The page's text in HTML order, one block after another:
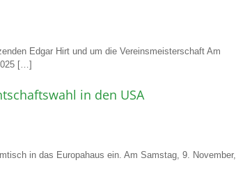
Edgar Hirt und um die Vereinsmeisterschaft Am
[…]
in den USA
in das Europahaus ein. Am Samstag, 9. November,